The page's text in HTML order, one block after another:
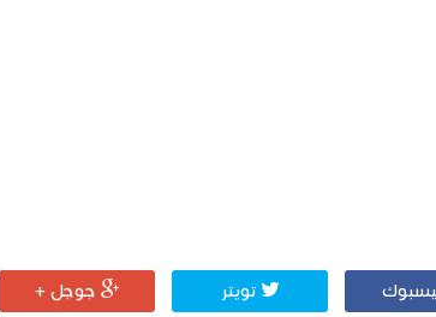
تويتر جوجل +